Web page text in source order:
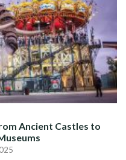
Ancient Castles to